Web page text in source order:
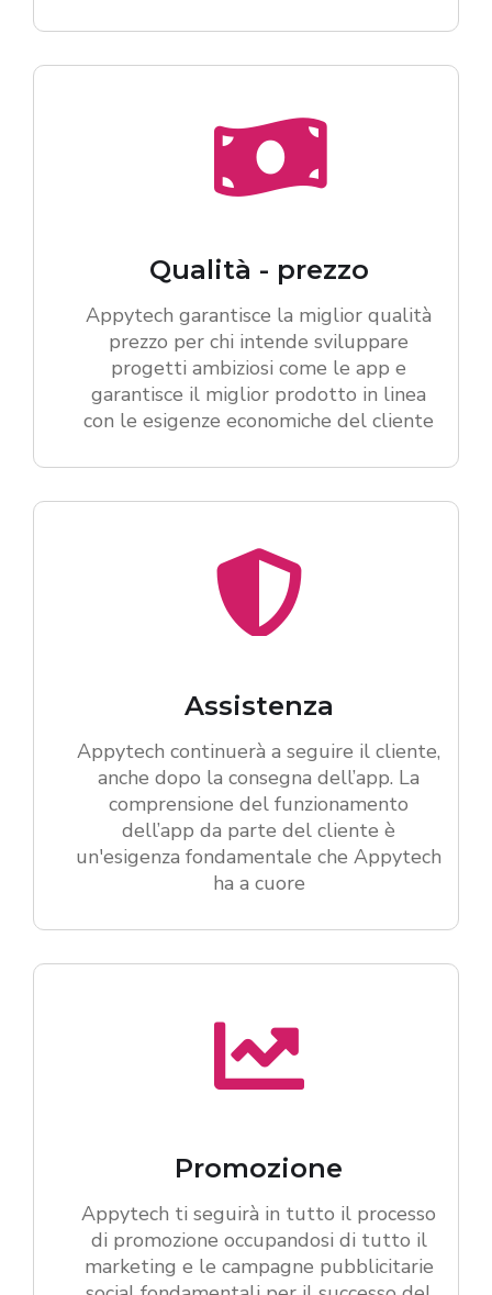
Qualità - prezzo
Appytech garantisce la miglior qualità
prezzo per chi intende sviluppare
progetti ambiziosi come le app e
garantisce il miglior prodotto in linea
con le esigenze economiche del cliente
Assistenza
Appytech continuerà a seguire il cliente,
anche dopo la consegna dell’app. La
comprensione del funzionamento
dell’app da parte del cliente è
un'esigenza fondamentale che Appytech
ha a cuore
Promozione
Appytech ti seguirà in tutto il processo
di promozione occupandosi di tutto il
marketing e le campagne pubblicitarie